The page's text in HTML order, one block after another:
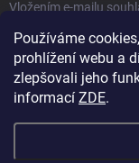
Používáme
prohlížení webu a
zlepšovali jeho
informací ZDE.
Vložením e-mailu
Přihlásit se